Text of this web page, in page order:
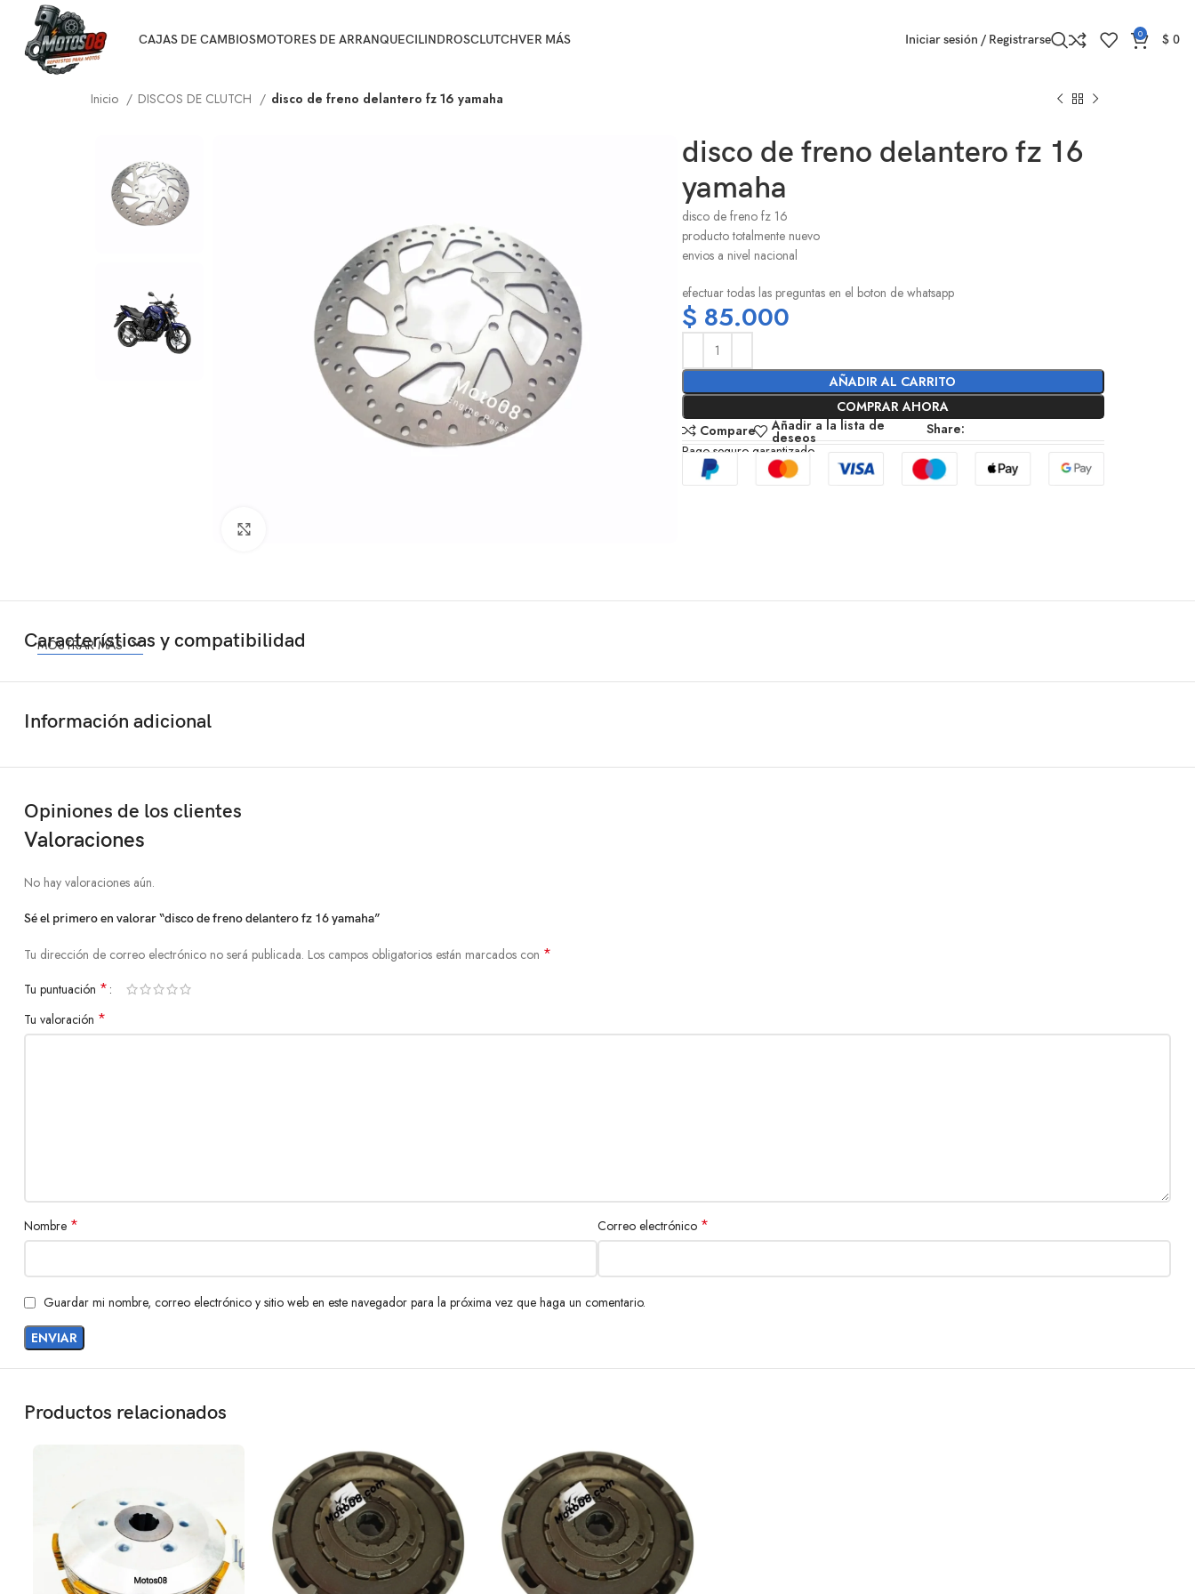
CAJAS DE CAMBIOSMOTORES DE ARRANQUECILINDROSCLUTCHVER MÁS Iniciar sesión / Registrarse 0 $ 0
Inicio DISCOS DE CLUTCH disco de freno delantero fz 16 yamaha
disco de freno delantero fz 16
yamaha
disco de freno fz 16
producto totalmente nuevo
envios a nivel nacional
efectuar todas las preguntas en el boton de whatsapp
$ 85.000
AÑADIR AL CARRITO
COMPRAR AHORA
Compare
Añadir a la lista de
deseos
Share:
Pago seguro garantizado
Características y compatibilidad
MOSTRAR MÁS
Información adicional
Opiniones de los clientes
Valoraciones
No hay valoraciones aún.
Sé el primero en valorar “disco de freno delantero fz 16 yamaha”
Tu dirección de correo electrónico no será publicada. Los campos obligatorios están marcados con *
Tu puntuación *
Tu valoración *
Nombre * Correo electrónico *
Guardar mi nombre, correo electrónico y sitio web en este navegador para la próxima vez que haga un comentario.
Productos relacionados